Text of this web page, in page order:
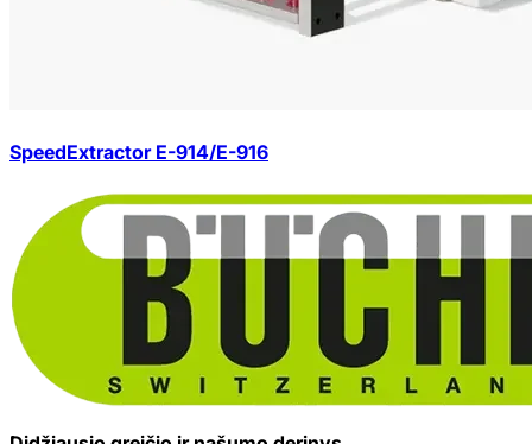
SpeedExtractor E-914/E-916